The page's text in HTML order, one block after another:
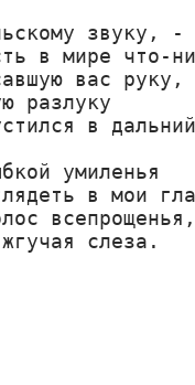
звуку, -
в мире что-
вас руку,
разлуку
в
умиленья
в мои
всепрощенья,
слеза.